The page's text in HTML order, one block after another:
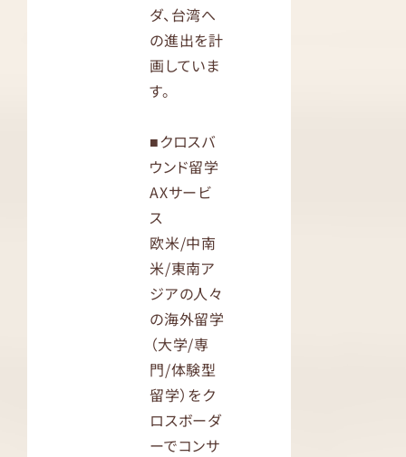
ダ、台湾へ
の進出を計
画していま
す。
■クロスバ
ウンド留学
AXサービ
ス
欧米/中南
米/東南ア
ジアの人々
の海外留学
（大学/専
門/体験型
留学）をク
ロスボーダ
ーでコンサ